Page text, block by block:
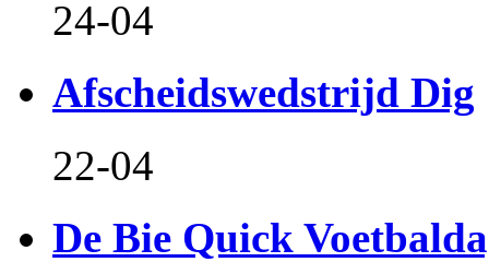
24-04
Afscheidswedstrijd Dig
22-04
De Bie Quick